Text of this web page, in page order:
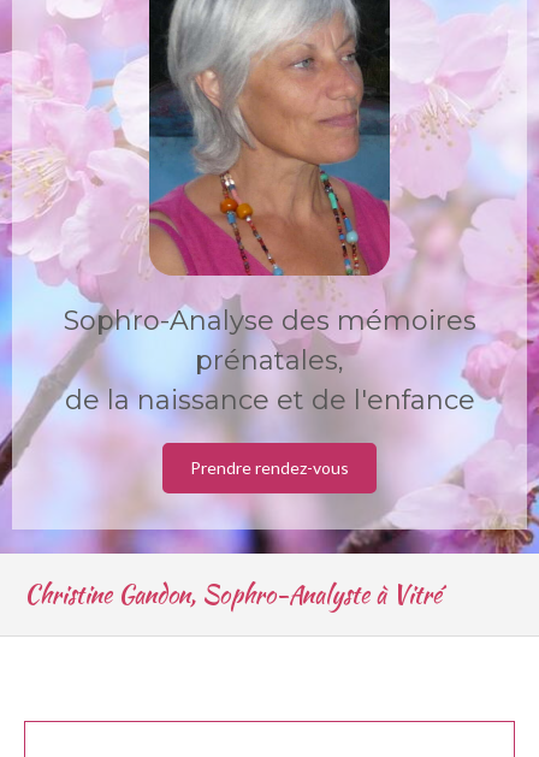
Sophro-Analyse des mémoires
prénatales,
de la naissance et de l'enfance
Prendre rendez-vous
Christine Gandon, Sophro-Analyste à Vitré